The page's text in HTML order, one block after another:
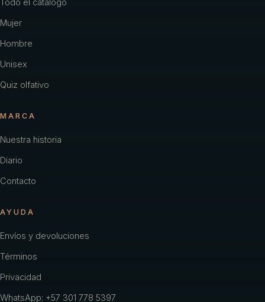
Todo el catálogo
Mujer
Hombre
Unisex
Quiz olfativo
MARCA
Nuestra historia
Diario
Contacto
AYUDA
Envíos y devoluciones
Términos
Privacidad
WhatsApp: +57 301 778 5397